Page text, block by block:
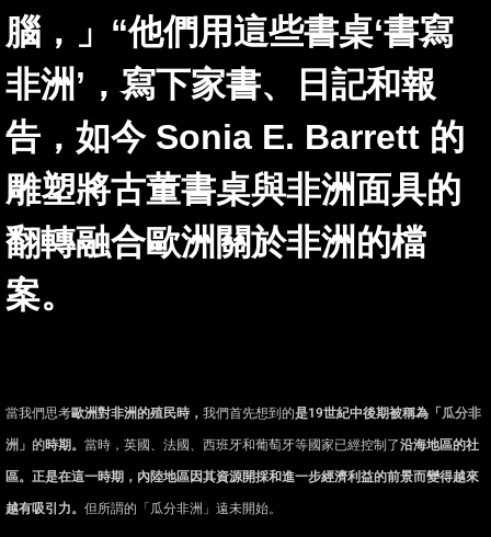
腦，」“他們用這些書桌‘書寫
非洲’，寫下家書、日記和報
告，如今 Sonia E. Barrett 的
雕塑將古董書桌與非洲面具的
翻轉融合歐洲關於非洲的檔
案。
當我們思考歐洲對非洲的殖民時， 我們首先想到的是19世紀中後期被稱為「瓜分非
洲」的時期。 當時，英國、法國、西班牙和葡萄牙等國家已經控制了沿海地區的社
區。正是在這一時期，內陸地區因其資源開採和進一步經濟利益的前景而變得越來
越有吸引力。 但所謂的「瓜分非洲」遠未開始。